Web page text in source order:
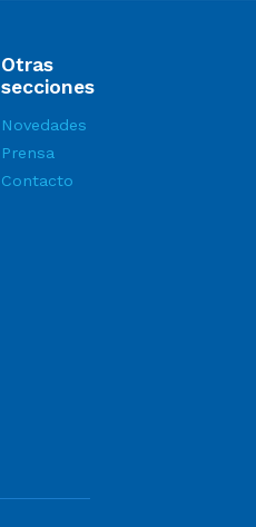
Otras
secciones
Novedades
Prensa
Contacto